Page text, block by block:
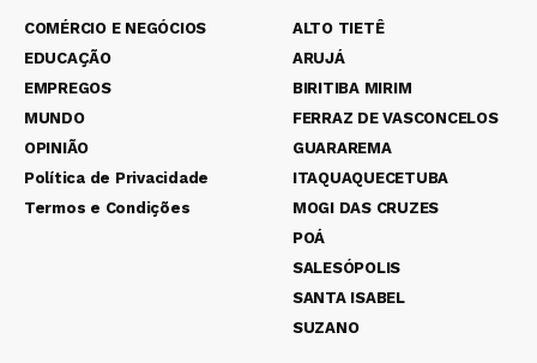
COMÉRCIO E NEGÓCIOS
EDUCAÇÃO
EMPREGOS
MUNDO
OPINIÃO
Política de Privacidade
Termos e Condições
ALTO TIETÊ
ARUJÁ
BIRITIBA MIRIM
FERRAZ DE VASCONCELOS
GUARAREMA
ITAQUAQUECETUBA
MOGI DAS CRUZES
POÁ
SALESÓPOLIS
SANTA ISABEL
SUZANO